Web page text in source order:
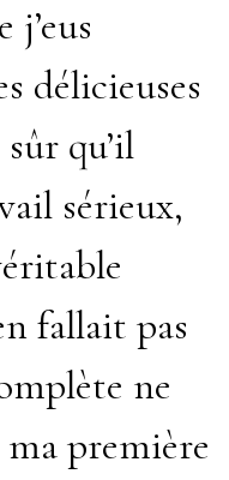
j’eus
délicieuses
qu’il
sérieux,
fallait pas
ne
première